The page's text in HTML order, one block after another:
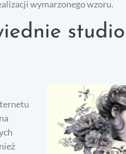
wymarzonego wzoru.